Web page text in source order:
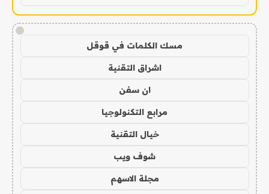
!
مسك الكلمات في قوقل
اشراق التقنية
ان سفن
مرابع التكنولوجيا
خيال التقنية
شوف ويب
مجلة الاسهم